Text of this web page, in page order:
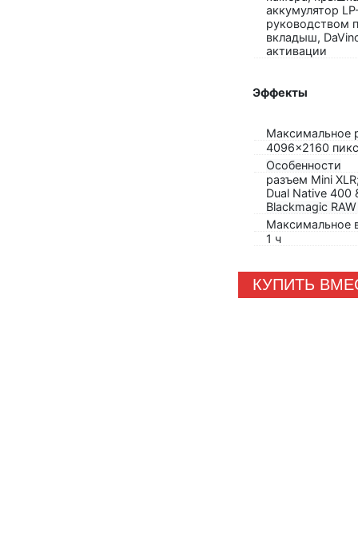
аккумулятор
руководством
вкладыш,
активации
Эффекты
Максимальное
4096x2160 пикс
Особенности
разъем Mini
Dual Native 400
Blackmagic RAW
Максимальное
1 ч
КУПИТЬ